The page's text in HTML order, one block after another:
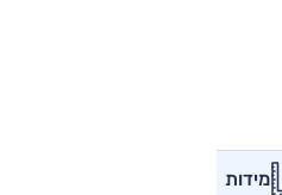
מידות